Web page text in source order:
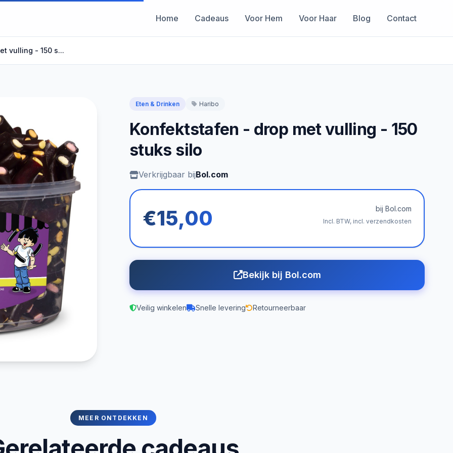
Home Cadeaus Voor Hem Voor Haar Blog Contact
vulling - 150 s...
Eten & Drinken Haribo
Konfektstafen - drop met vulling - 150
stuks silo
Verkrijgbaar bijBol.com
€15,00 bij Bol.com
Incl. BTW, incl. verzendkosten
Bekijk bij Bol.com
Veilig winkelen Snelle levering Retourneerbaar
MEER ONTDEKKEN